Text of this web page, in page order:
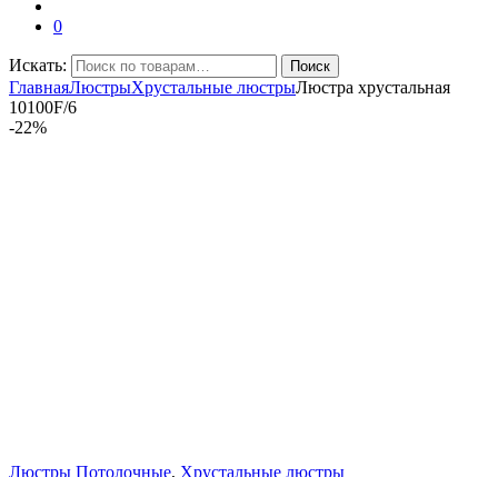
0
Искать: Поиск
ГлавнаяЛюстрыХрустальные люстрыЛюстра хрустальная
10100F/6
-22%
Люстры Потолочные, Хрустальные люстры